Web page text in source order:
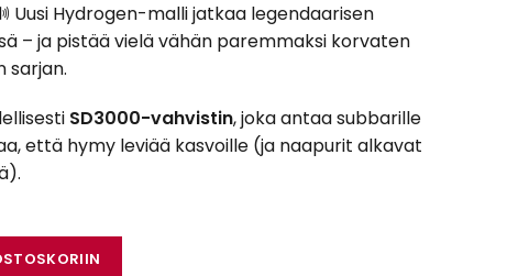
Uusi Hydrogen-malli jatkaa legendaarisen
– ja pistää vielä vähän paremmaksi korvaten
sarjan.
SD3000-vahvistin, joka antaa subbarille
että hymy leviää kasvoille (ja naapurit alkavat
GZHW 30-D1 määrä